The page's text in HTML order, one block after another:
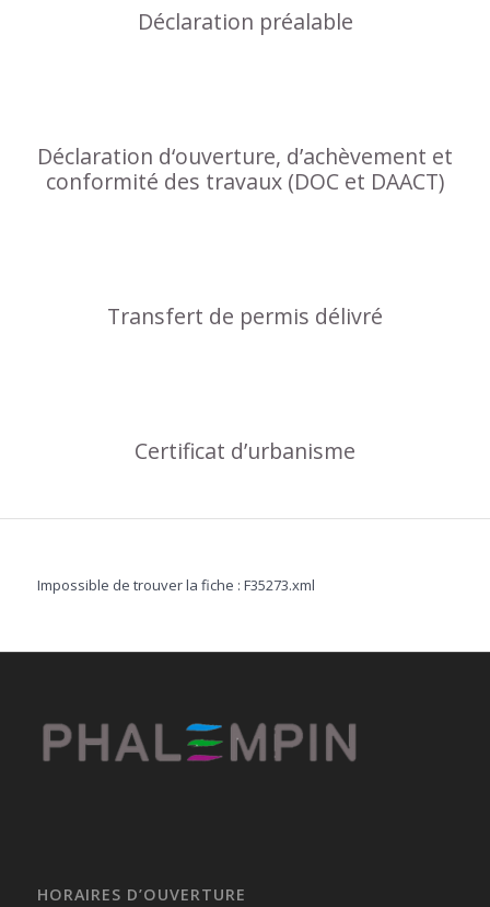
Déclaration préalable
Déclaration d‘ouverture, d’achèvement et
conformité des travaux (DOC et DAACT)
Transfert de permis délivré
Certificat d’urbanisme
Impossible de trouver la fiche : F35273.xml
HORAIRES D’OUVERTURE